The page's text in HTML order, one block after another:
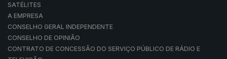
SATÉLITES
A EMPRESA
CONSELHO GERAL INDEPENDENTE
CONSELHO DE OPINIÃO
CONTRATO DE CONCESSÃO DO SERVIÇO PÚBLICO DE RÁDIO E